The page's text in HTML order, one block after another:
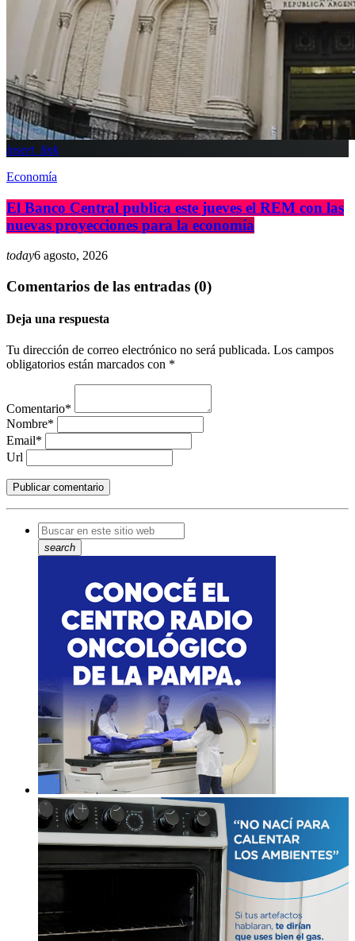
insert_link
Economía
El Banco Central publica este jueves el REM con las
nuevas proyecciones para la economía
today6 agosto, 2026
Comentarios de las entradas (0)
Deja una respuesta
Tu dirección de correo electrónico no será publicada. Los campos
obligatorios están marcados con *
Comentario*
Nombre*
Email*
Url
search